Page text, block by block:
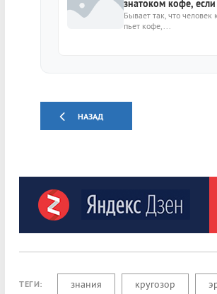
знатоком кофе,
9https://kto-chto-
content/themes/
Бывает так, что
пьет кофе,...
НАЗАД
ТЕГИ: знания кругозор